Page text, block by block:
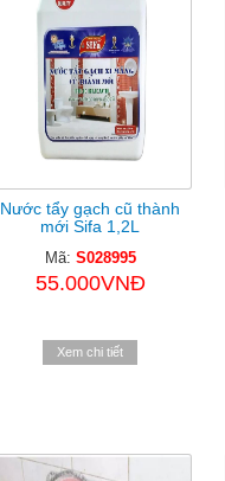
Nước tẩy gạch cũ thành
mới Sifa 1,2L
Mã: S028995
55.000VNĐ
Xem chi tiết